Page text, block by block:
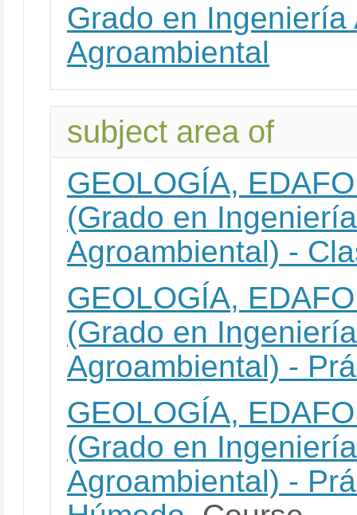
Grado en
Agroambiental
subject area of
GEOLOGÍA,
(Grado en
Agroambiental) -
GEOLOGÍA,
(Grado en
Agroambiental) -
GEOLOGÍA,
(Grado en
Agroambiental) -